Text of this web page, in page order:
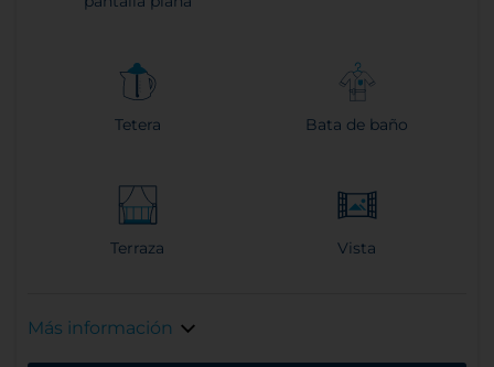
Tetera Bata de baño
Terraza Vista
Más información